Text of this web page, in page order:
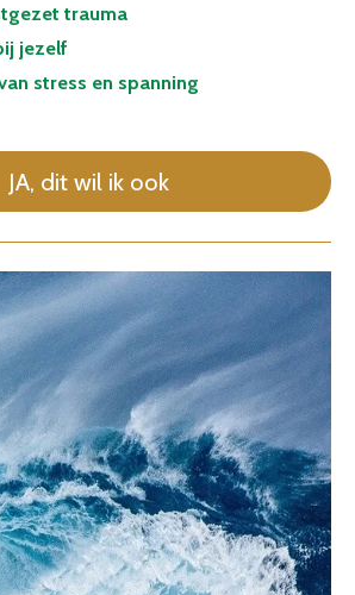
trauma
jezelf
stress en spanning
JA, dit wil ik ook